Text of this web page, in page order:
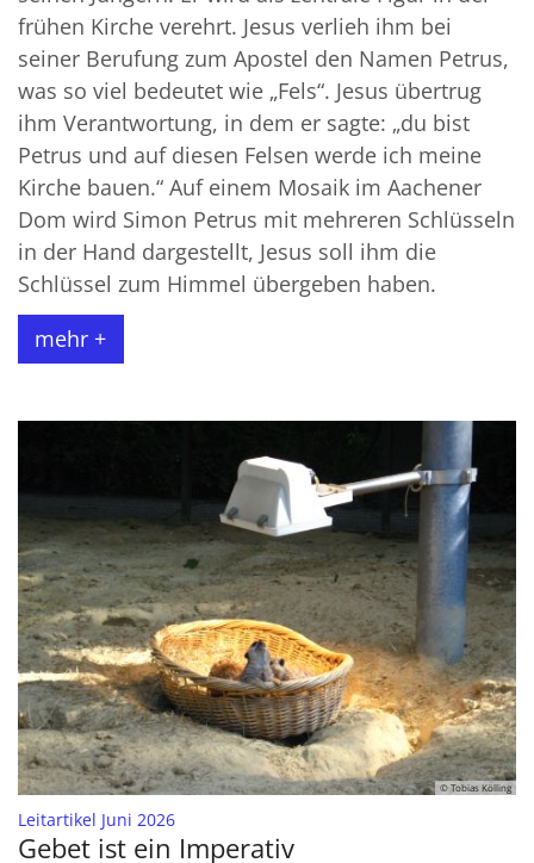
frühen Kirche verehrt. Jesus verlieh ihm bei
seiner Berufung zum Apostel den Namen Petrus,
was so viel bedeutet wie „Fels“. Jesus übertrug
ihm Verantwortung, in dem er sagte: „du bist
Petrus und auf diesen Felsen werde ich meine
Kirche bauen.“ Auf einem Mosaik im Aachener
Dom wird Simon Petrus mit mehreren Schlüsseln
in der Hand dargestellt, Jesus soll ihm die
Schlüssel zum Himmel übergeben haben.
mehr +
© Tobias Kölling
Leitartikel Juni 2026:
Gebet ist ein Imperativ